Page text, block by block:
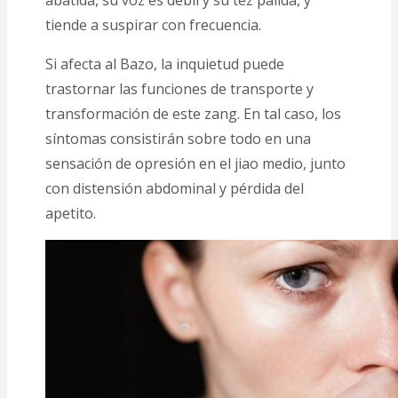
tiende a suspirar con frecuencia.
Si afecta al Bazo, la inquietud puede
trastornar las funciones de transporte y
transformación de este zang. En tal caso, los
síntomas consistirán sobre todo en una
sensación de opresión en el jiao medio, junto
con distensión abdominal y pérdida del
apetito.